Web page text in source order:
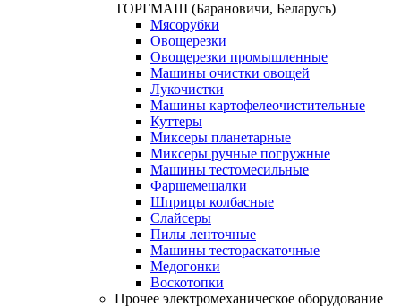
ТОРГМАШ (Барановичи, Беларусь)
Мясорубки
Овощерезки
Овощерезки промышленные
Машины очистки овощей
Лукочистки
Машины картофелеочистительные
Куттеры
Миксеры планетарные
Миксеры ручные погружные
Машины тестомесильные
Фаршемешалки
Шприцы колбасные
Слайсеры
Пилы ленточные
Машины тестораскаточные
Медогонки
Воскотопки
Прочее электромеханическое оборудование